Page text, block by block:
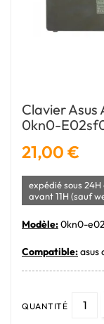
Clavier Asus
0kn0-
21,00 €
expédié sous
avant 11H (sauf
Modèle:0kn0-
Compatible:asus
QUANTITÉ